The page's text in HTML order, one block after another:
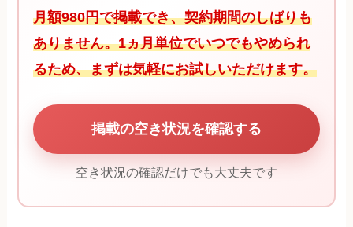
月額980円で掲載でき、契約期間のしばりも
ありません。1ヵ月単位でいつでもやめられ
るため、まずは気軽にお試しいただけます。
掲載の空き状況を確認する
空き状況の確認だけでも大丈夫です